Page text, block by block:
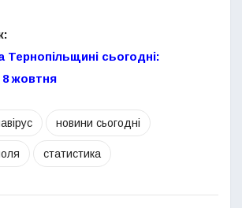
Тернопільщині сьогодні:
8 жовтня
новини сьогодні
статистика